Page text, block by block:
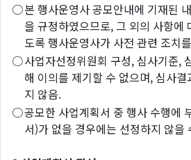
○본 행사운영사 공모안내에 기재된
을 규정하였으므로, 그 외의 사항에
도록 행사운영사가 사전 관련 조치
○사업자선정위원회 구성, 심사기준,
해 이의를 제기할 수 없으며, 심사
지 않음.
○공모한 사업계획서 중 행사 수행에
서)가 없을 경우에는 선정하지 않을